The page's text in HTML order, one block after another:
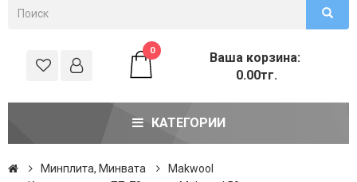
0
Ваша корзина:
0.00тг.
КАТЕГОРИИ
Минплита, Минвата
Makwool